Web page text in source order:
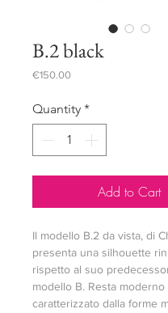
B.2 black
€150.00Price
Quantity *
Add to Cart
Il modello B.2 da vista, di
presenta una silhouette
rispetto al suo
modello B. Resta moderno
caratterizzato dalla forme